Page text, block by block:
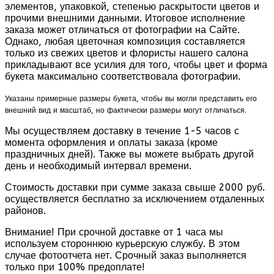
элементов, упаковкой, степенью раскрытости цветов и
прочими внешними данными. Итоговое исполнение
заказа может отличаться от фотографии на Сайте.
Однако, любая цветочная композиция составляется
только из свежих цветов и флористы нашего салона
прикладывают все усилия для того, чтобы цвет и форма
букета максимально соответствовала фотографии.
Указаны примерные размеры букета, чтобы вы могли представить его
внешний вид и масштаб, но фактически размеры могут отличаться.
Мы осуществляем доставку в течение 1-5 часов с
момента оформления и оплаты заказа (кроме
праздничных дней). Также вы можете выбрать другой
день и необходимый интервал времени.
Стоимость доставки при сумме заказа свыше 2000 руб.
осуществляется бесплатно за исключением отдаленных
районов.
Внимание! При срочной доставке от 1 часа мы
используем стороннюю курьерскую службу. В этом
случае фотоотчета нет. Срочный заказ выполняется
только при 100% предоплате!